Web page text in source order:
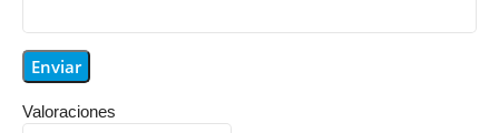
Valoraciones